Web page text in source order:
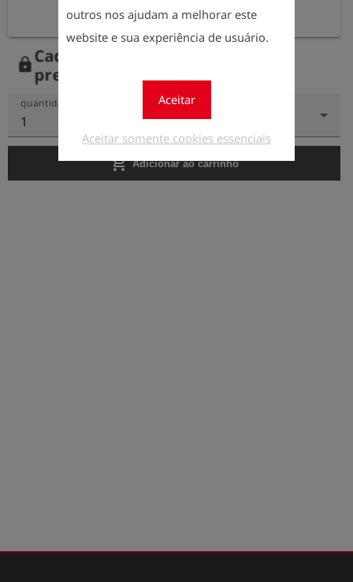
outros nos ajudam a melhorar este
website e sua experiência de usuário.
Aceitar
Aceitar somente cookies essenciais
lockCadastre-se agora para ver os
preços.
quantidade
1
add_shopping_cart Adicionar ao carrinho